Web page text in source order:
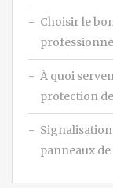
Choisir le
À quoi
protection
panneaux